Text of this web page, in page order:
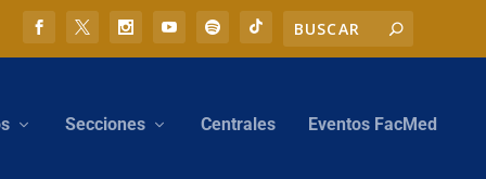
Secciones Centrales Eventos FacMed